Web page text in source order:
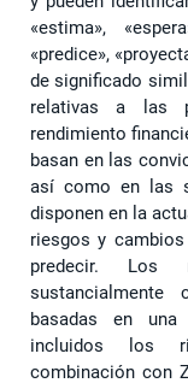
«estima»,
«predice»,
de significado
relativas a las
rendimiento
basan en las
así como en las
disponen en la
riesgos y
predecir. Los
basadas en
incluidos los
combinación con